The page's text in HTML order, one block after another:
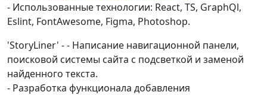
- Использованные технологии: React, TS, GraphQl,
Eslint, FontAwesome, Figma, Photoshop.
'StoryLiner' - - Написание навигационной панели,
поисковой системы сайта с подсветкой и заменой
найденного текста.
- Разработка функционала добавления